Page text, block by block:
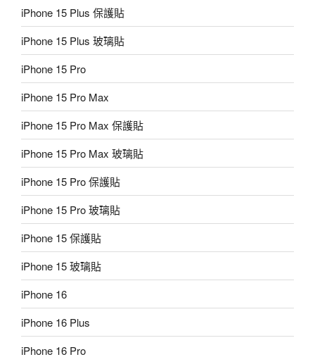
iPhone 15 Plus 保護貼
iPhone 15 Plus 玻璃貼
iPhone 15 Pro
iPhone 15 Pro Max
iPhone 15 Pro Max 保護貼
iPhone 15 Pro Max 玻璃貼
iPhone 15 Pro 保護貼
iPhone 15 Pro 玻璃貼
iPhone 15 保護貼
iPhone 15 玻璃貼
iPhone 16
iPhone 16 Plus
iPhone 16 Pro